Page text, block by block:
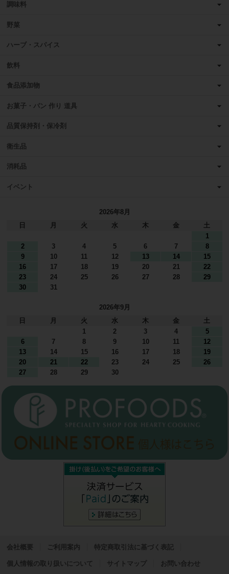
調味料
野菜
ハーブ・スパイス
飲料
食品添加物
お菓子・パン 作り 道具
品質保持剤・保冷剤
衛生品
消耗品
イベント
2026年8月
日
月 火 水 木 金
土
1
2
3 4 5 6 7
8
9
10 11 12 13 14
15
16
17 18 19 20 21
22
23
24 25 26 27 28
29
30
31
2026年9月
日
月 火 水 木 金
土
1
2 3 4
5
6
7 8 9 10 11
12
13
14 15 16 17 18
19
20
21 22 23 24 25
26
27
28 29 30
会社概要 ご利用案内 特定商取引法に基づく表記
個人情報の取り扱いについて サイトマップ お問い合わせ